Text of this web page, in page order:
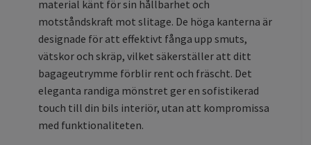
material känt för sin hållbarhet och
motståndskraft mot slitage. De höga kanterna är
designade för att effektivt fånga upp smuts,
vätskor och skräp, vilket säkerställer att ditt
bagageutrymme förblir rent och fräscht. Det
eleganta randiga mönstret ger en sofistikerad
touch till din bils interiör, utan att kompromissa
med funktionaliteten.